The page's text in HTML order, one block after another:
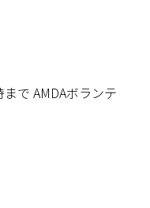
で AMDAボランテ